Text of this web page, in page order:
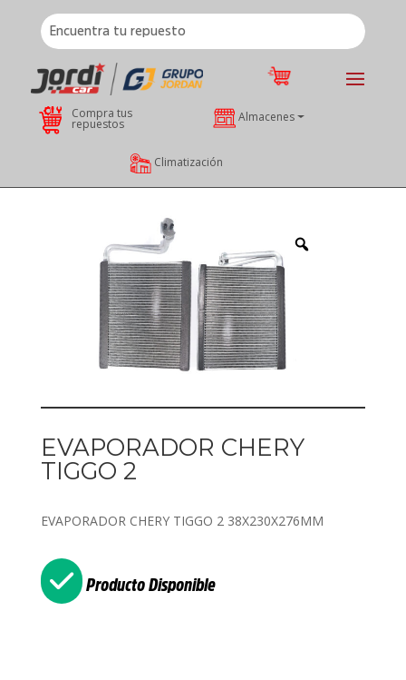
Compra tus
repuestos Almacenes
Climatización
EVAPORADOR CHERY
TIGGO 2
EVAPORADOR CHERY TIGGO 2 38X230X276MM
Producto Disponible